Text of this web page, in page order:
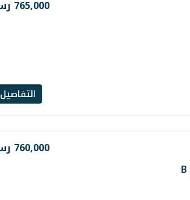
765,000 رس
التفاصيل
760,000 رس